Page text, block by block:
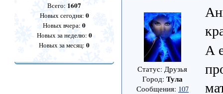
Всего: 1607
Новых сегодня: 0
Новых вчера:0
Новых за неделю: 0
Новых за месяц:0
Статус: Друзья
Город: Тула
Сообщения: 107
А